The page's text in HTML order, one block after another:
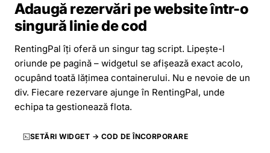
Adaugă rezervări pe website într-o
singură linie de cod
RentingPal îți oferă un singur tag script. Lipește-l
oriunde pe pagină – widgetul se afișează exact acolo,
ocupând toată lățimea containerului. Nu e nevoie de un
div. Fiecare rezervare ajunge în RentingPal, unde
echipa ta gestionează flota.
SETĂRI WIDGET → COD DE ÎNCORPORARE